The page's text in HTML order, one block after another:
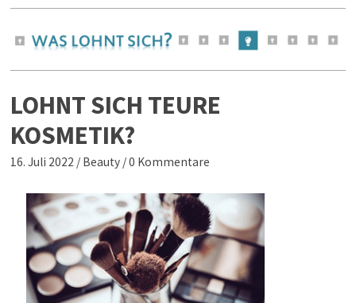
LOHNT SICH TEURE
KOSMETIK?
16. Juli 2022 / Beauty /0 Kommentare